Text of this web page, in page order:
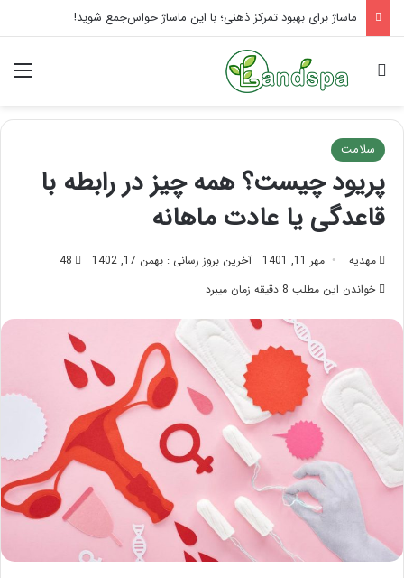
راهنمای کامل آموزش ماساژ لب بعد از تزریق ژل
جستجو برای
سلامت
پریود چیست؟ همه چیز در رابطه با
قاعدگی یا عادت ماهانه
مهدیه مهر 11, 1401 آخرین بروز رسانی : بهمن 17, 1402
48
خواندن این مطلب 8 دقیقه زمان میبرد